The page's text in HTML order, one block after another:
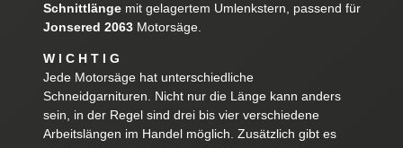
Schnittlänge mit gelagertem Umlenkstern, passend für
Jonsered 2063Motorsäge.
W I C H T I G
Jede Motorsäge hat unterschiedliche
Schneidgarnituren. Nicht nur die Länge kann anders
sein, in der Regel sind drei bis vier verschiedene
Arbeitslängen im Handel möglich. Zusätzlich gibt es